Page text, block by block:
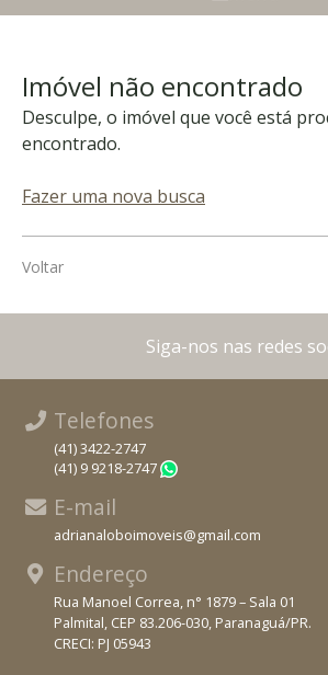
Imóvel não encontrado
Desculpe, o imóvel que você está
encontrado.
Fazer uma nova busca
Voltar
Siga-nos nas redes
Telefones
(41) 3422-2747
(41) 9 9218-2747
E-mail
adrianaloboimoveis@gmail.com
Endereço
Rua Manoel Correa, n° 1879 – Sala 01
Palmital, CEP 83.206-030, Paranaguá/PR.
CRECI: PJ 05943